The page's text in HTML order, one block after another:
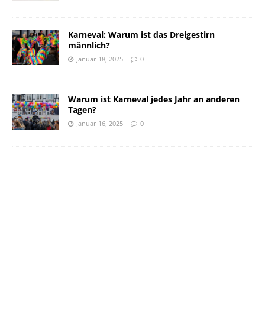
Karneval: Warum ist das Dreigestirn
männlich?
Januar 18, 2025 0
Warum ist Karneval jedes Jahr an anderen
Tagen?
Januar 16, 2025 0